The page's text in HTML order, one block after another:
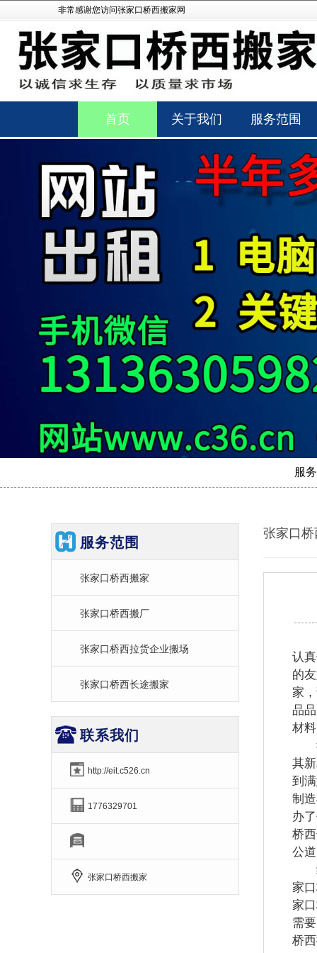
非常感谢您访问张家口桥西搬家网
首页 关于我们 服务范围
服
张家口
认
的
家
品
材
我
其
到
制
办
桥
公
经
家
家
需
桥
服务范围
张家口桥西搬家
张家口桥西搬厂
张家口桥西拉货企业搬场
张家口桥西长途搬家
联系我们
http://eit.c526.cn
1776329701
张家口桥西搬家